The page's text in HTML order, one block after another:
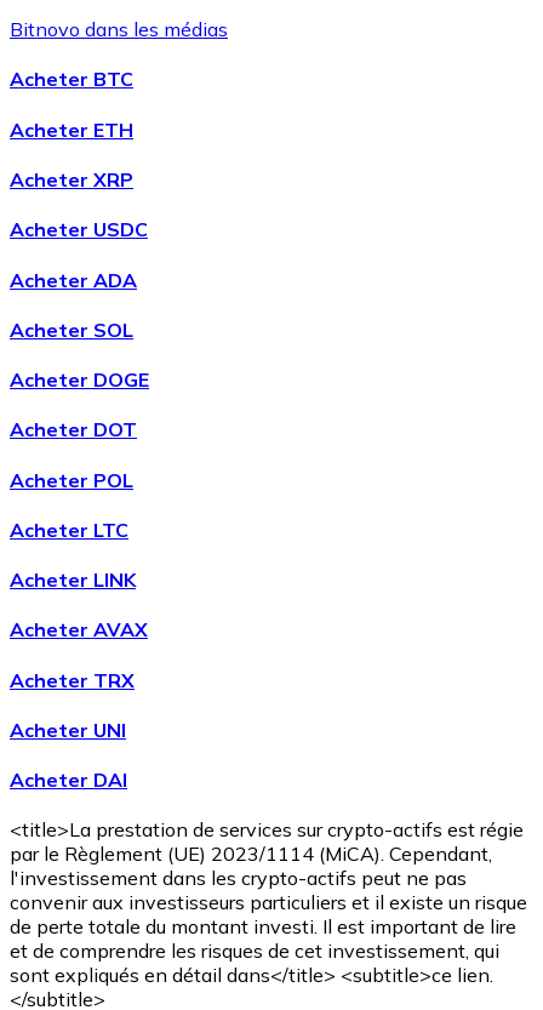
Litecoin
XRP
XRP
Virement SEPA
Ajoutez des fonds à votre compte Bitnovo ou
Acheter avec virement bancaire
Carte de crédit / débit
Utilisez les cartes Visa et Mastercard pour acheter
Acheter avec carte
Boutique - Cartes
Bitnovo dans les médias
Acheter BTC
Acheter ETH
Acheter XRP
Acheter USDC
Acheter ADA
Acheter SOL
Acheter DOGE
Acheter DOT
Acheter POL
Acheter LTC
Acheter LINK
Acheter AVAX
Acheter TRX
Acheter UNI
Acheter DAI
<title>La prestation de services sur crypto-actifs est régie
par le Règlement (UE) 2023/1114 (MiCA). Cependant,
l'investissement dans les crypto-actifs peut ne pas
convenir aux investisseurs particuliers et il existe un risque
de perte totale du montant investi. Il est important de lire
et de comprendre les risques de cet investissement, qui
sont expliqués en détail dans</title> <subtitle>ce lien.
</subtitle>